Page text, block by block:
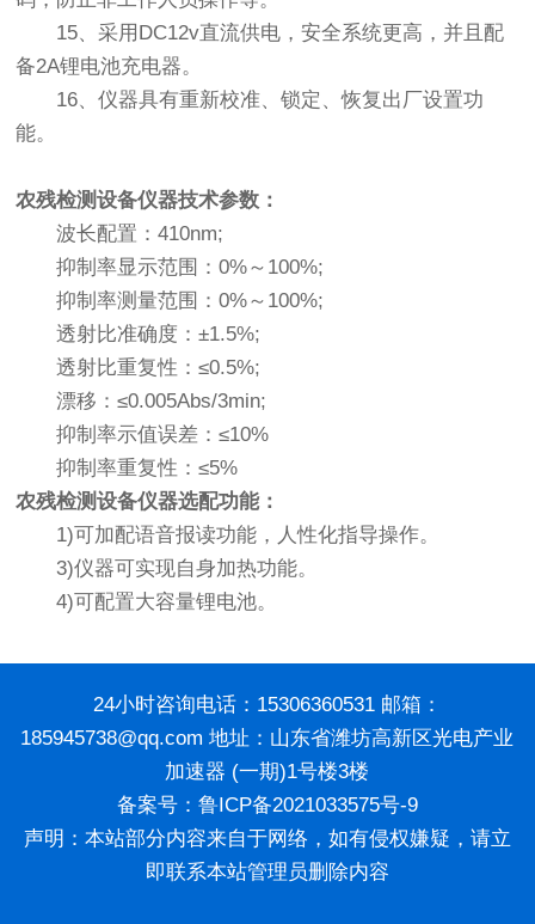
15、采用DC12v直流供电，安全系统更高，并且配
备2A锂电池充电器。
16、仪器具有重新校准、锁定、恢复出厂设置功
能。
农残检测设备仪器技术参数：
波长配置：410nm;
抑制率显示范围：0%～100%;
抑制率测量范围：0%～100%;
透射比准确度：±1.5%;
透射比重复性：≤0.5%;
漂移：≤0.005Abs/3min;
抑制率示值误差：≤10%
抑制率重复性：≤5%
农残检测设备仪器选配功能：
1)可加配语音报读功能，人性化指导操作。
3)仪器可实现自身加热功能。
4)可配置大容量锂电池。
24小时咨询电话：15306360531 邮箱：
185945738@qq.com 地址：山东省潍坊高新区光电产业
加速器 (一期)1号楼3楼
备案号： 鲁ICP备2021033575号-9
声明：本站部分内容来自于网络，如有侵权嫌疑，请立
即联系本站管理员删除内容